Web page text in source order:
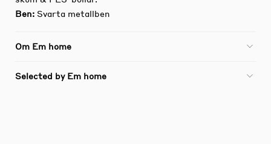
Ben: Svarta metallben
Om Em home
Selected by Em home